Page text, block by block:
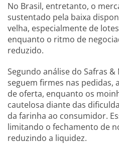
No Brasil, entretanto, o
sustentado pela baixa
velha, especialmente de
enquanto o ritmo de
reduzido.
Segundo análise do Safras
seguem firmes nas pedidas,
de oferta, enquanto os
cautelosa diante das
da farinha ao consumidor.
limitando o fechamento de
reduzindo a liquidez.